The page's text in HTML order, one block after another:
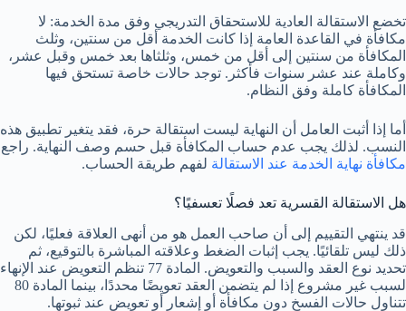
تخضع الاستقالة العادية للاستحقاق التدريجي وفق مدة الخدمة: لا
مكافأة في القاعدة العامة إذا كانت الخدمة أقل من سنتين، وثلث
المكافأة من سنتين إلى أقل من خمس، وثلثاها بعد خمس وقبل عشر،
وكاملة عند عشر سنوات فأكثر. توجد حالات خاصة تستحق فيها
المكافأة كاملة وفق النظام.
أما إذا أثبت العامل أن النهاية ليست استقالة حرة، فقد يتغير تطبيق هذه
النسب. لذلك يجب عدم حساب المكافأة قبل حسم وصف النهاية. راجع
مكافأة نهاية الخدمة عند الاستقالة لفهم طريقة الحساب.
هل الاستقالة القسرية تعد فصلًا تعسفيًا؟
قد ينتهي التقييم إلى أن صاحب العمل هو من أنهى العلاقة فعليًا، لكن
ذلك ليس تلقائيًا. يجب إثبات الضغط وعلاقته المباشرة بالتوقيع، ثم
تحديد نوع العقد والسبب والتعويض. المادة 77 تنظم التعويض عند الإنهاء
لسبب غير مشروع إذا لم يتضمن العقد تعويضًا محددًا، بينما المادة 80
تتناول حالات الفسخ دون مكافأة أو إشعار أو تعويض عند ثبوتها.